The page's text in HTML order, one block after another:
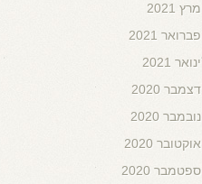
מרץ 2021
פברואר 2021
ינואר 2021
דצמבר 2020
נובמבר 2020
אוקטובר 2020
ספטמבר 2020